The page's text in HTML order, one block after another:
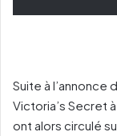
Suite à l’annonce
Victoria’s Secret
ont alors circulé